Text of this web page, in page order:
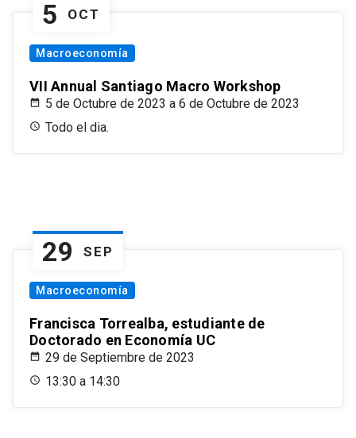
5 OCT
Macroeconomía
VII Annual Santiago Macro Workshop
5 de Octubre de 2023 a 6 de Octubre de 2023
Todo el dia.
29 SEP
Macroeconomía
Francisca Torrealba, estudiante de
Doctorado en Economía UC
29 de Septiembre de 2023
13:30 a 14:30